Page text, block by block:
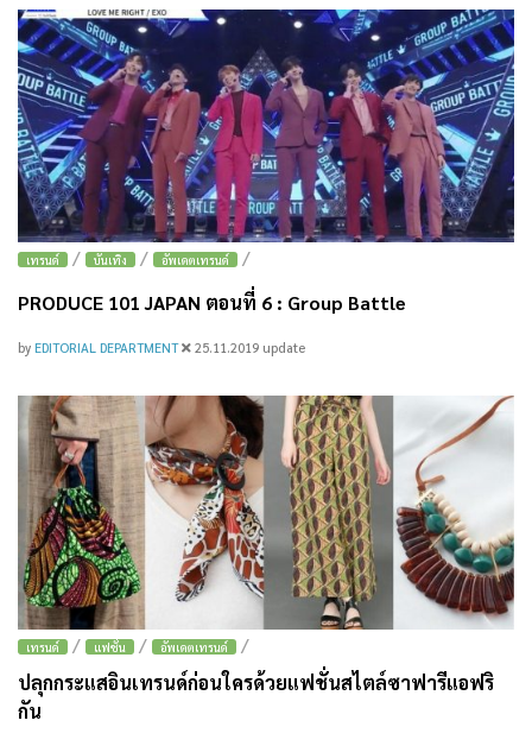
เทรนด์ / บันเทิง / อัพเดตเทรนด์ /
PRODUCE 101 JAPAN ตอนที่ 6 : Group Battle
by EDITORIAL DEPARTMENT 25.11.2019 update
เทรนด์ / แฟชั่น / อัพเดตเทรนด์ /
ปลุกกระแสอินเทรนด์ก่อนใครด้วยแฟชั่นสไตล์ซาฟารีแอฟริ
กัน